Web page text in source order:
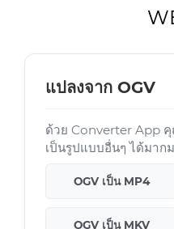
แปลงจาก OGV
ด้วย Converter App
เป็นรูปแบบอื่นๆ ได้มาก
OGV เป็น MP4
OGV เป็น MKV